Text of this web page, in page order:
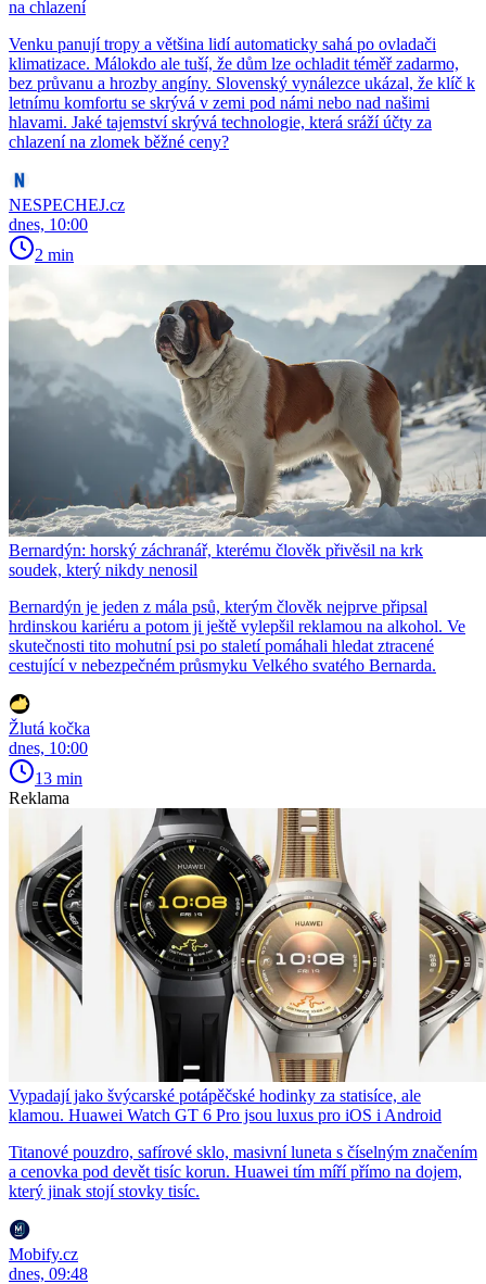
na chlazení
Venku panují tropy a většina lidí automaticky sahá po ovladači
klimatizace. Málokdo ale tuší, že dům lze ochladit téměř zadarmo,
bez průvanu a hrozby angíny. Slovenský vynálezce ukázal, že klíč k
letnímu komfortu se skrývá v zemi pod námi nebo nad našimi
hlavami. Jaké tajemství skrývá technologie, která sráží účty za
chlazení na zlomek běžné ceny?
NESPECHEJ.cz
dnes, 10:00
2 min
Bernardýn: horský záchranář, kterému člověk přivěsil na krk
soudek, který nikdy nenosil
Bernardýn je jeden z mála psů, kterým člověk nejprve připsal
hrdinskou kariéru a potom ji ještě vylepšil reklamou na alkohol. Ve
skutečnosti tito mohutní psi po staletí pomáhali hledat ztracené
cestující v nebezpečném průsmyku Velkého svatého Bernarda.
Žlutá kočka
dnes, 10:00
13 min
Reklama
Vypadají jako švýcarské potápěčské hodinky za statisíce, ale
klamou. Huawei Watch GT 6 Pro jsou luxus pro iOS i Android
Titanové pouzdro, safírové sklo, masivní luneta s číselným značením
a cenovka pod devět tisíc korun. Huawei tím míří přímo na dojem,
který jinak stojí stovky tisíc.
Mobify.cz
dnes, 09:48